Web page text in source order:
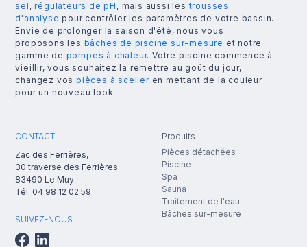
sel ,régulateurs de pH , mais aussi lestrousses
d'analyse pour contrôler les paramètres de votre bassin.
Envie de prolonger la saison d'été, nous vous
proposons les bâches de piscine sur-mesure et notre
gamme de pompes à chaleur. Votre piscine commence à
vieillir, vous souhaitez la remettre au goût du jour,
changez vos pièces à scelleren mettant de la couleur
pour un nouveau look.
CONTACT
Zac des Ferrières,
30 traverse des Ferrières
83490 Le Muy
Tél. 04 98 12 02 59
SUIVEZ-NOUS
Produits
Pièces détachées
Piscine
Spa
Sauna
Traitement de l'eau
Bâches sur-mesure